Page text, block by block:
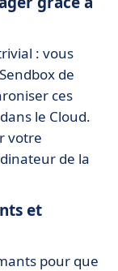
: vous
de
ces
le Cloud.
votre
de la
et
pour que